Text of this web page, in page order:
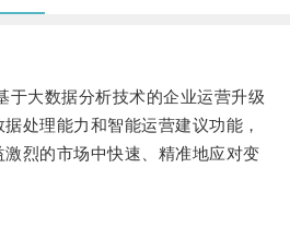
大数据分析技术的企业运营升级
处理能力和智能运营建议功能，
烈的市场中快速、精准地应对变